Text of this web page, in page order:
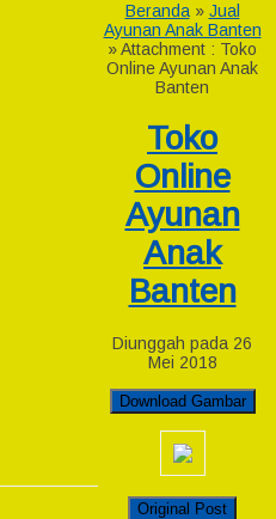
Beranda» Jual
Ayunan Anak Banten
» Attachment : Toko
Online Ayunan Anak
Banten
Toko
Online
Ayunan
Anak
Banten
Diunggah pada 26
Mei 2018
Download Gambar
Original Post